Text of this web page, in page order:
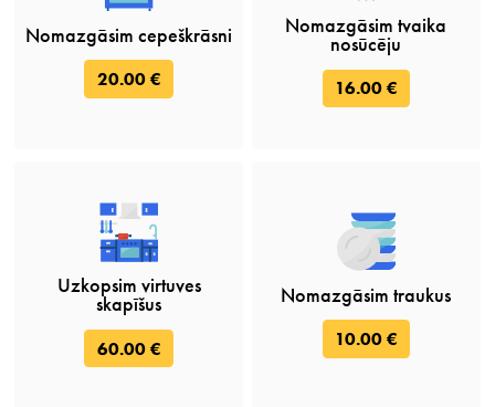
Nomazgāsim cepeškrāsni
20.00 €
Nomazgāsim tvaika
nosūcēju
16.00 €
Uzkopsim virtuves
skapīšus
60.00 €
Nomazgāsim traukus
10.00 €